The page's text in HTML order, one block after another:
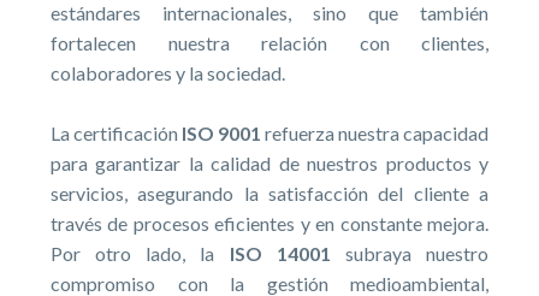
estándares internacionales, sino que también
fortalecen nuestra relación con clientes,
colaboradores y la sociedad.
La certificación ISO 9001 refuerza nuestra capacidad
para garantizar la calidad de nuestros productos y
servicios, asegurando la satisfacción del cliente a
través de procesos eficientes y en constante mejora.
Por otro lado, la ISO 14001 subraya nuestro
compromiso con la gestión medioambiental,